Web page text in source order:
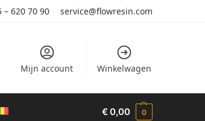
– 620 70 90 service@flowresin.com
Mijn account Winkelwagen
€0,00 0